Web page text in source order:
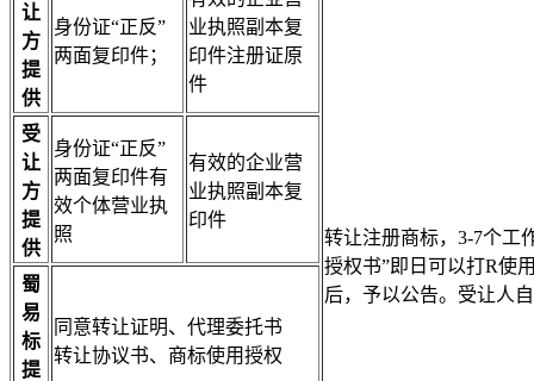
让
方
提
供
身份证“正反”
两面复印件；
业执照副本复
印件注册证原
件
转让注册商标，3-7个工
授权书”即日可以打R使
后，予以公告。受让人
受
让
方
提
供
身份证“正反”
两面复印件有
效个体营业执
照
有效的企业营
业执照副本复
印件
蜀
易
标
提
同意转让证明、代理委托书
转让协议书、商标使用授权